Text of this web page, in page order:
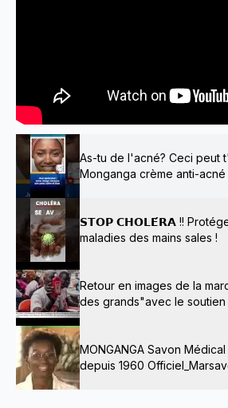
As-tu de l'acné? Ceci peut
Monganga crème anti-acné
𝗦𝗧𝗢𝗣 𝗖𝗛𝗢𝗟𝗘́𝗥𝗔 !!
maladies des mains sales !
Retour en images de la
des grands"avec le
MONGANGA Savon
depuis 1960